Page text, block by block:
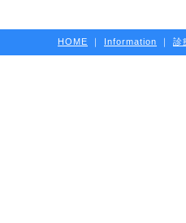
HOME ｜ Information ｜ 診